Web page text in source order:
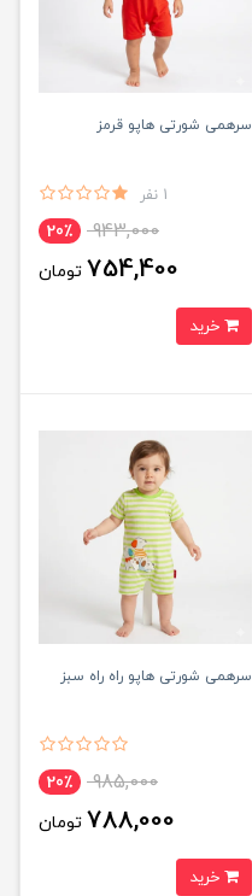
سرهمی شورتی هاپو قرمز
1 نفر
943,000 20٪
754,400 تومان
سرهمی شورتی هاپو راه راه سبز
985,000 20٪
788,000 تومان